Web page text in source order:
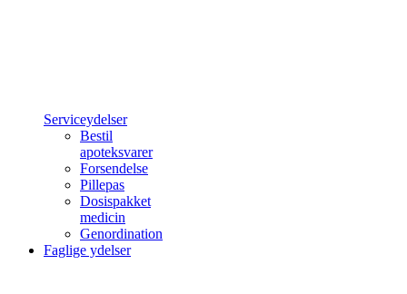
Serviceydelser
Bestil
apoteksvarer
Forsendelse
Pillepas
Dosispakket
medicin
Genordination
Faglige ydelser